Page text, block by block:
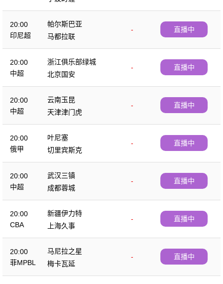
20:00
印尼超
帕尔斯巴亚
-
马都拉联
直播中
20:00
中超
浙江俱乐部绿城
-
北京国安
直播中
20:00
中超
云南玉昆
-
天津津门虎
直播中
20:00
俄甲
叶尼塞
-
切里宾斯克
直播中
20:00
中超
武汉三镇
-
成都蓉城
直播中
20:00
CBA
新疆伊力特
-
上海久事
直播中
20:00
菲MPBL
马尼拉之星
-
梅卡瓦延
直播中